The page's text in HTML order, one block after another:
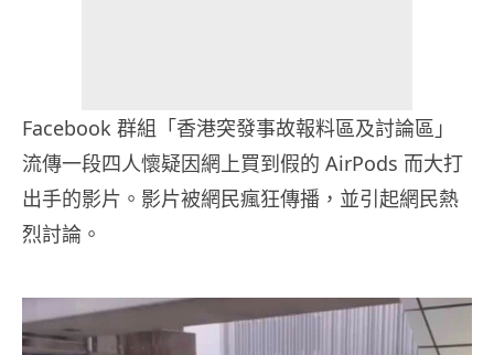
Facebook 群組「香港突發事故報料區及討論區」
流傳一段四人懷疑因網上買到假的 AirPods 而大打
出手的影片。影片被網民瘋狂傳播，並引起網民熱
烈討論。